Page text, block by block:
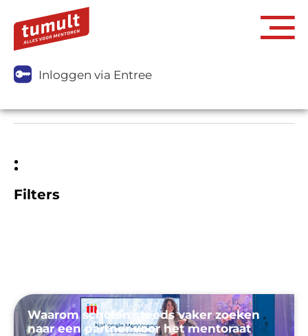
Inloggen via Entree
:
Filters
Waarom scholen steeds vaker zoeken
naar een partner voor het mentoraat